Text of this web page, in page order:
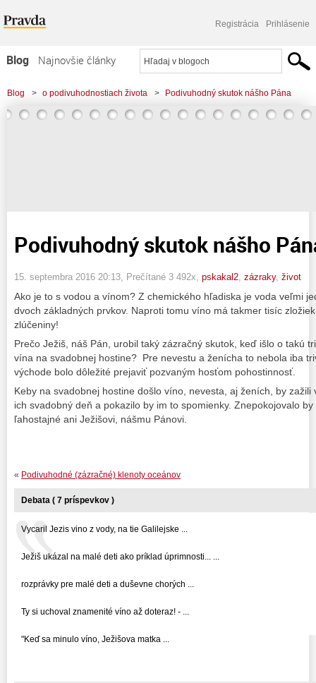
Registrácia Prihlásenie
Blog
Najnovšie články
Najčítanejšie články
Najkomentovanejšie články
Blog > o podivuhodnostiach života > Podivuhodný skutok nášho Pána
Podivuhodný skutok nášho
15. septembra 2016 20:13 , Prečítané 3 492x, pskakal2 zázraky, život
Ako je to s vodou a vínom? Z chemického hľadiska je voda veľmi
dvoch základných prvkov. Naproti tomu víno má takmer tisíc
zlúčeniny!
Prečo Ježiš, náš Pán, urobil taký zázračný skutok, keď išlo o takú
vína na svadobnej hostine? Pre nevestu a ženícha to nebola iba
východe bolo dôležité prejaviť pozvaným hosťom pohostinnosť.
Keby na svadobnej hostine došlo víno, nevesta, aj ženích, by
ich svadobný deň a pokazilo by im to spomienky. Znepokojovalo
ľahostajné ani Ježišovi, nášmu Pánovi.
« Podivuhodné (zázračné) klenoty oceánov
Debata ( 7 príspevkov )
Vycaril Jezis vino z vody, na tie Galilejske ...
Ježiš ukázal na malé deti ako príklad úprimnosti... ...
rozprávky pre malé deti a duševne chorých ...
Ty si uchoval znamenité víno až doteraz! - ...
"Keď sa minulo víno, Ježišova matka ...